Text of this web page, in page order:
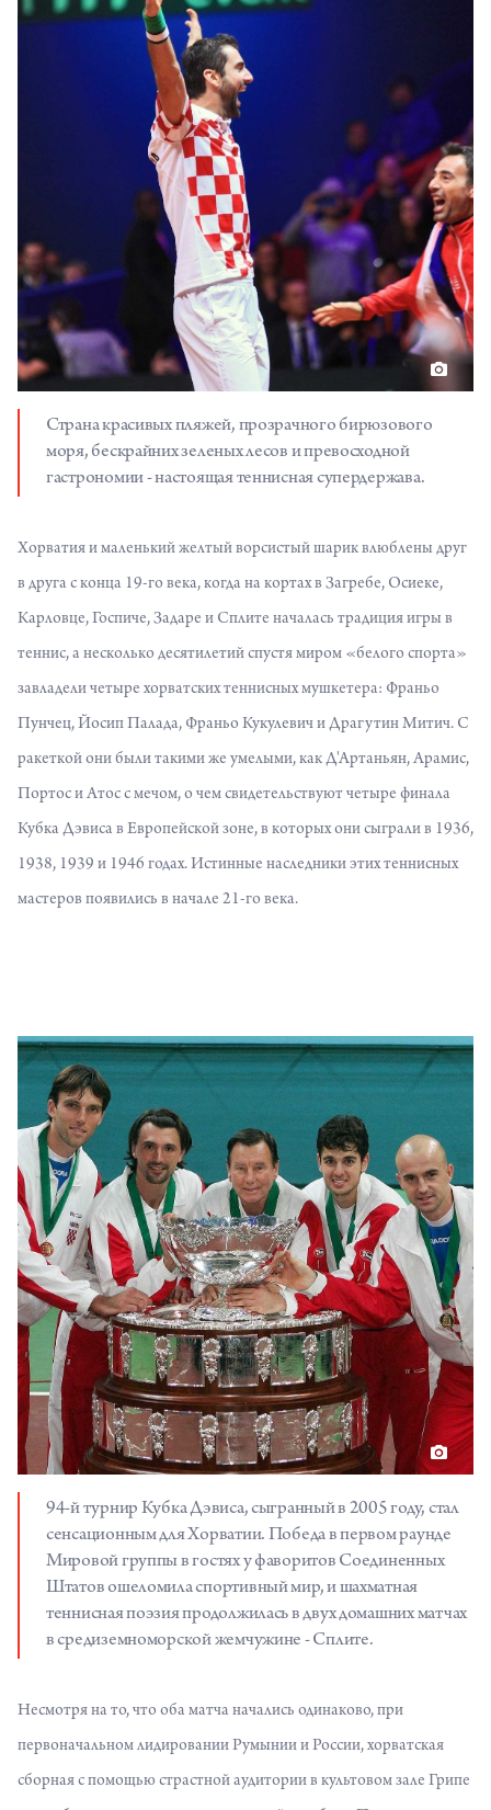
Страна красивых пляжей, прозрачного бирюзового
моря, бескрайних зеленых лесов и превосходной
гастрономии - настоящая теннисная супердержава.
Хорватия и маленький желтый ворсистый шарик влюблены друг
в друга с конца 19-го века, когда на кортах в Загребе, Осиеке,
Карловце, Госпиче, Задаре и Сплите началась традиция игры в
теннис, а несколько десятилетий спустя миром «белого спорта»
завладели четыре хорватских теннисных мушкетера: Франьо
Пунчец, Йосип Палада, Франьо Кукулевич и Драгутин Митич. С
ракеткой они были такими же умелыми, как Д'Артаньян, Арамис,
Портос и Атос с мечом, о чем свидетельствуют четыре финала
Кубка Дэвиса в Европейской зоне, в которых они сыграли в 1936,
1938, 1939 и 1946 годах. Истинные наследники этих теннисных
мастеров появились в начале 21-го века.
94-й турнир Кубка Дэвиса, сыгранный в 2005 году, стал
сенсационным для Хорватии. Победа в первом раунде
Мировой группы в гостях у фаворитов Соединенных
Штатов ошеломила спортивный мир, и шахматная
теннисная поэзия продолжилась в двух домашних матчах
в средиземноморской жемчужине - Сплите.
Несмотря на то, что оба матча начались одинаково, при
первоначальном лидировании Румынии и России, хорватская
сборная с помощью страстной аудитории в культовом зале Грипе